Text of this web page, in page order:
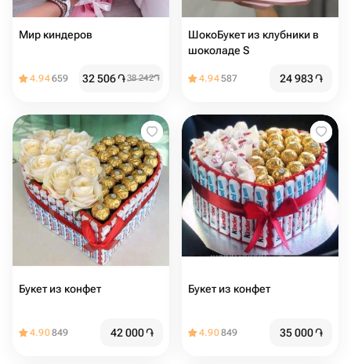
Мир киндеров
4.94659 32 506֏38 242֏
ШокоБукет из клубники в
шоколаде S
4.94587 24 983֏
Букет из конфет
4.90849 42 000֏
Букет из конфет
4.90849 35 000֏